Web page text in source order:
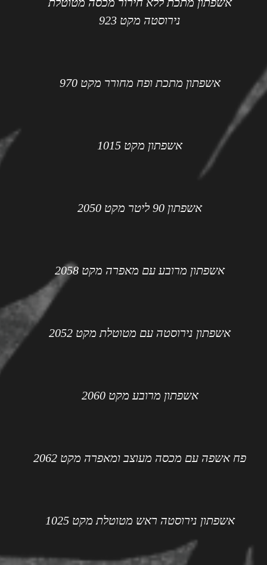
נירוסטה מקט 923
אשפתון מתכת ופח מחורר מקט 970
אשפתון מקט 1015
אשפתון 90 ליטר מקט 2050
אשפתון מרובע עם מאפרה מקט 2058
אשפתון נירוסטה עם מטוטלת מקט 2052
אשפתון מרובע מקט 2060
פח אשפה עם מכסה מעוצב ומאפרה מקט 2062
אשפתון נירוסטה ראש מטוטלת מקט 1025